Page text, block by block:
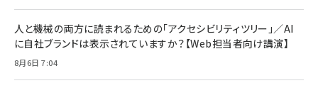
組織の成果を最大化する ルールのデザイン
￥1,980
全ワイヤレスイヤホン/アクティブノイズキャンセリ
技術基準適合】ブラック
￥5,990
ケーブル Anker絡まないケーブル 240W 結束バン
サッポロ 生ビール 黒ラベル 350ml 缶 24本 ビー
ル ケース買い【6/30応募〆切! 黒ラベルビヤセラー
￥4,857
人と機械の両方に読まれるための「アクセシビリティツリー」／AI
に自社ブランドは表示されていますか？【Web担当者向け講演】
8月6日 7:04